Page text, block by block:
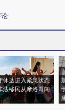
休达进入紧急状态
法移民从摩洛哥闯